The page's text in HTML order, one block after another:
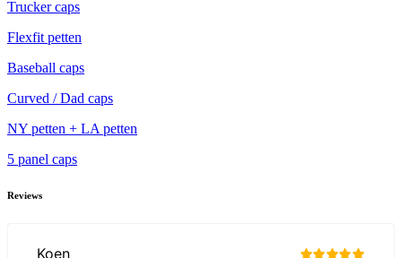
Trucker caps
Flexfit petten
Baseball caps
Curved / Dad caps
NY petten + LA petten
5 panel caps
Reviews